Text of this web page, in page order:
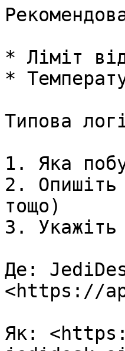
* Ліміт
*
Типова
1. Яка
2. Опишіть
тощо)
3. Укажіть
Де:
<https://
Як: